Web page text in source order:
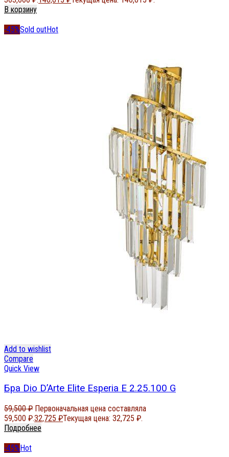
В корзину
-45%Sold outHot
Add to wishlist
Compare
Quick View
Бра Dio D’Arte Elite Esperia E 2.25.100 G
59,500₽ Первоначальная цена составляла
59,500 ₽.32,725 ₽Текущая цена: 32,725 ₽.
Подробнее
-45%Hot